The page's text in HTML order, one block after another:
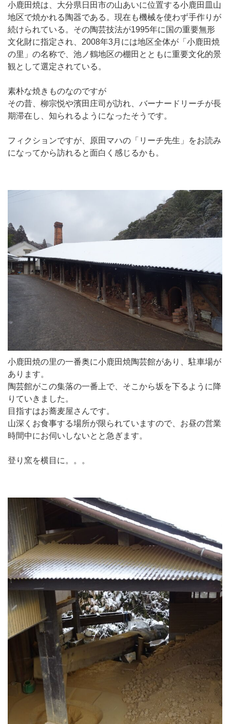
小鹿田焼は、大分県日田市の山あいに位置する小鹿田皿山
地区で焼かれる陶器である。現在も機械を使わず手作りが
続けられている。その陶芸技法が1995年に国の重要無形
文化財に指定され、2008年3月には地区全体が「小鹿田焼
の里」の名称で、池ノ鶴地区の棚田とともに重要文化的景
観として選定されている。
素朴な焼きものなのですが
その昔、柳宗悦や濱田庄司が訪れ、バーナードリーチが長
期滞在し、知られるようになったそうです。
フィクションですが、原田マハの「リーチ先生」をお読み
になってから訪れると面白く感じるかも。
小鹿田焼の里の一番奥に小鹿田焼陶芸館があり、駐車場が
あります。
陶芸館がこの集落の一番上で、そこから坂を下るように降
りていきました。
目指すはお蕎麦屋さんです。
山深くお食事する場所が限られていますので、お昼の営業
時間中にお伺いしないとと急ぎます。
登り窯を横目に。。。